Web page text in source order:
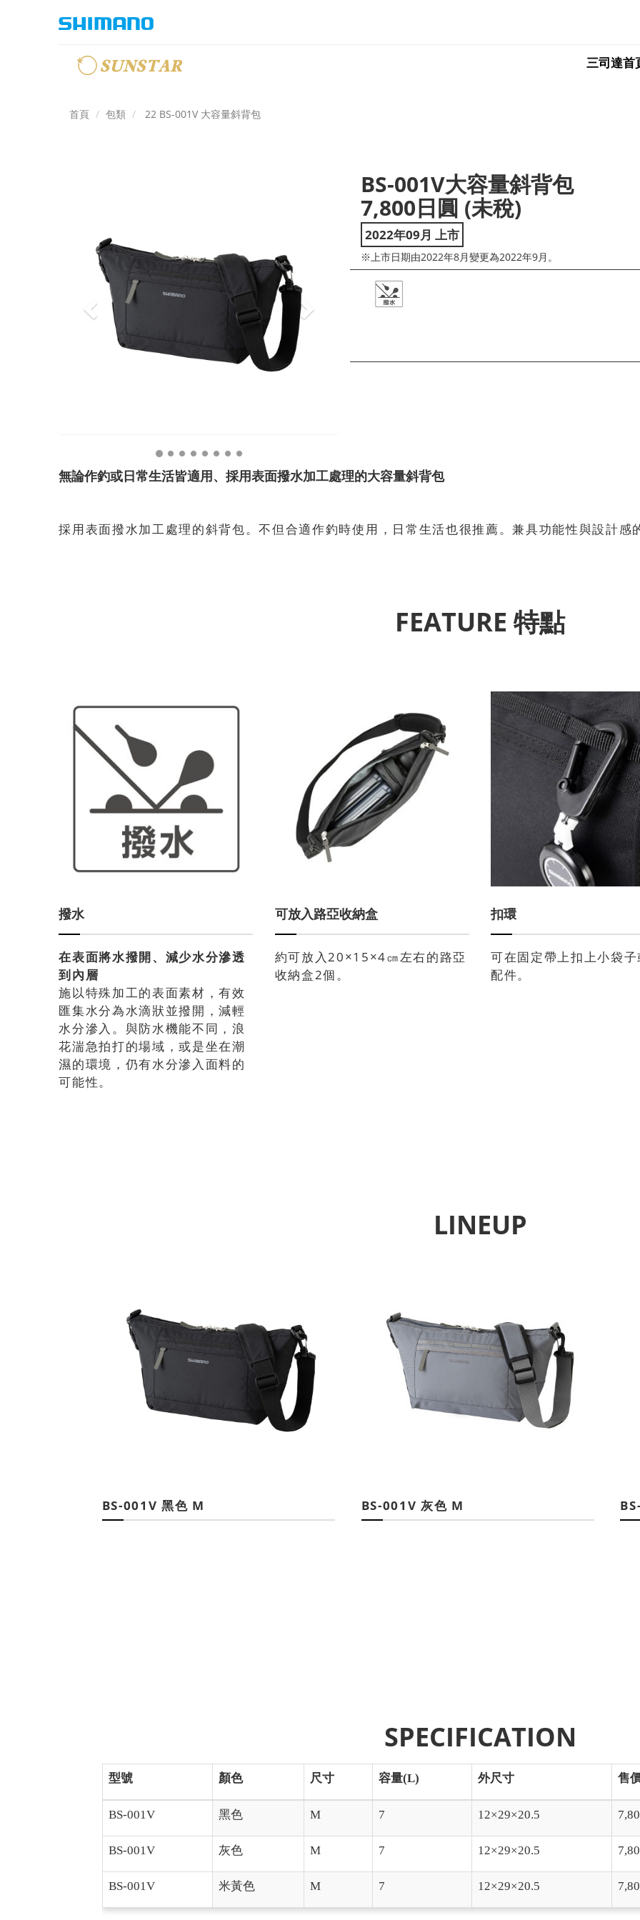
三司達
首頁 包類 22 BS-001V 大容量斜背包
BS-001V大容量斜背包
7,800日圓 (未稅)
2022年09月 上市
※上市日期由2022年8月變更為2022年9月。
無論作釣或日常生活皆適用、採用表面撥水加工處理的大容量斜背包
採用表面撥水加工處理的斜背包。不但合適作釣時使用，日常生活也很推薦。兼具功能性與設計感
FEATURE 特點
撥水
在表面將水撥開、減少水分滲透
到內層
施以特殊加工的表面素材，有效
匯集水分為水滴狀並撥開，減輕
水分滲入。與防水機能不同，浪
花湍急拍打的場域，或是坐在潮
濕的環境，仍有水分滲入面料的
可能性。
可放入路亞收納盒
約可放入20×15×4㎝左右的路亞
收納盒2個。
扣環
可在固定帶上扣上小袋
配件。
LINEUP
BS-001V 黑色 M BS-001V 灰色 M
SPECIFICATION
型號 顏色 尺寸 容量(L) 外尺寸 售
BS-001V 黑色 M 7 12×29×20.5
BS-001V 灰色 M 7 12×29×20.5
BS-001V 米黃色 M 7 12×29×20.5